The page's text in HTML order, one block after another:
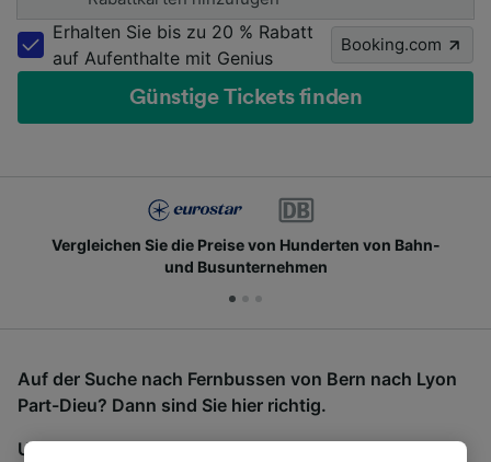
Erhalten Sie bis zu 20 % Rabatt
auf Aufenthalte mit Genius
Booking.com
Günstige Tickets finden
Vergleichen Sie die Preise von Hunderten von Bahn-
und Busunternehmen
Auf der Suche nach Fernbussen von Bern nach Lyon
Part-Dieu? Dann sind Sie hier richtig.
Um Bustickets zu finden, starten Sie einfach oben